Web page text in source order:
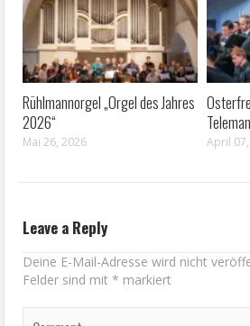
Rühlmannorgel „Orgel des Jahres
2026“
Mai 26, 2026 April
Leave a Reply
Deine E-Mail-Adresse wird nicht
Felder sind mit* markiert